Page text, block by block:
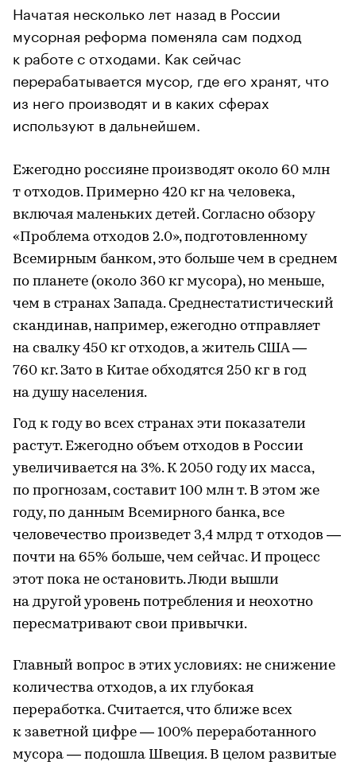
Начатая несколько лет назад в России
мусорная реформа поменяла сам подход
к работе с отходами. Как сейчас
перерабатывается мусор, где его хранят, что
из него производят и в каких сферах
используют в дальнейшем.
Ежегодно россияне производят около 60 млн
т отходов. Примерно 420 кг на человека,
включая маленьких детей. Согласно обзору
«Проблема отходов 2.0», подготовленному
Всемирным банком, это больше чем в среднем
по планете (около 360 кг мусора), но меньше,
чем в странах Запада. Среднестатистический
скандинав, например, ежегодно отправляет
на свалку 450 кг отходов, а житель США —
760 кг. Зато в Китае обходятся 250 кг в год
на душу населения.
Год к году во всех странах эти показатели
растут. Ежегодно объем отходов в России
увеличивается на 3%. К 2050 году их масса,
по прогнозам, составит 100 млн т. В этом же
году, по данным Всемирного банка, все
человечество произведет 3,4 млрд т отходов —
почти на 65% больше, чем сейчас. И процесс
этот пока не остановить. Люди вышли
на другой уровень потребления и неохотно
пересматривают свои привычки.
Главный вопрос в этих условиях: не снижение
количества отходов, а их глубокая
переработка. Считается, что ближе всех
к заветной цифре — 100% переработанного
мусора — подошла Швеция. В целом развитые